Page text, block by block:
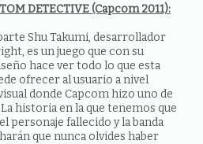
DETECTIVE (Capcom 2011):
Shu Takumi, desarrollador
es un juego que con su
hace ver todo lo que esta
ofrecer al usuario a nivel
donde Capcom hizo uno de
historia en la que tenemos que
personaje fallecido y la banda
que nunca olvides haber